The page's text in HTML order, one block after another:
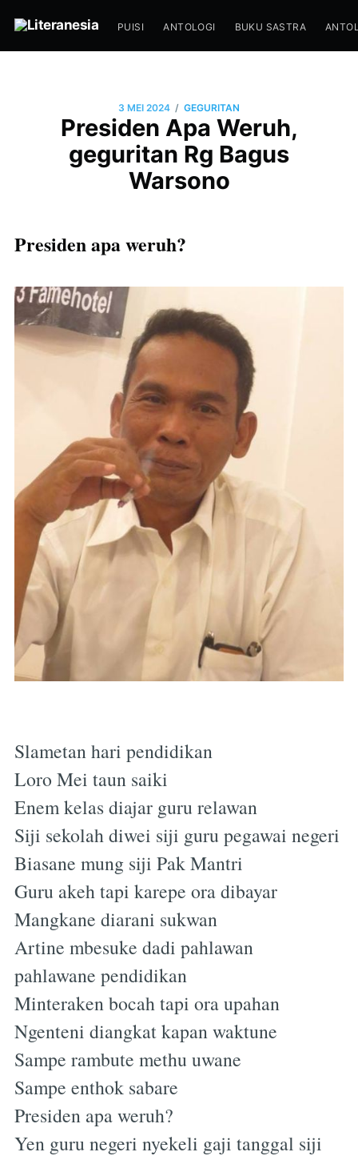
PUISI ANTOLOGI BUKU SASTRA
3 MEI 2024 / GEGURITAN
Presiden Apa Weruh,
geguritan Rg Bagus
Warsono
Presiden apa weruh?
Slametan hari pendidikan
Loro Mei taun saiki
Enem kelas diajar guru relawan
Siji sekolah diwei siji guru pegawai negeri
Biasane mung siji Pak Mantri
Guru akeh tapi karepe ora dibayar
Mangkane diarani sukwan
Artine mbesuke dadi pahlawan
pahlawane pendidikan
Minteraken bocah tapi ora upahan
Ngenteni diangkat kapan waktune
Sampe rambute methu uwane
Sampe enthok sabare
Presiden apa weruh?
Yen guru negeri nyekeli gaji tanggal siji